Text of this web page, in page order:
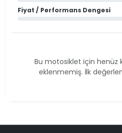
Fiyat / Performans Dengesi
Bu motosiklet için henüz
eklenmemiş. İlk